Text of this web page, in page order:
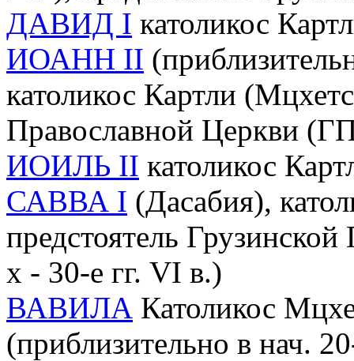
ДАВИД I католикос
ИОАНН II
католикос Картли
Православной Церкви
ИОИЛЬ II католикос
САВВА I (Дасабия),
предстоятель
х - 30-е гг. VI в.)
ВАВИЛА Католикос
(приблизительно в нач.